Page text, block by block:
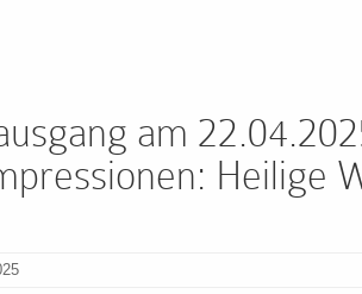
am
Heilige